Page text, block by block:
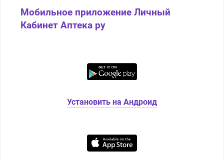
Мобильное приложение Личный
Кабинет Аптека ру
Установить на Андроид